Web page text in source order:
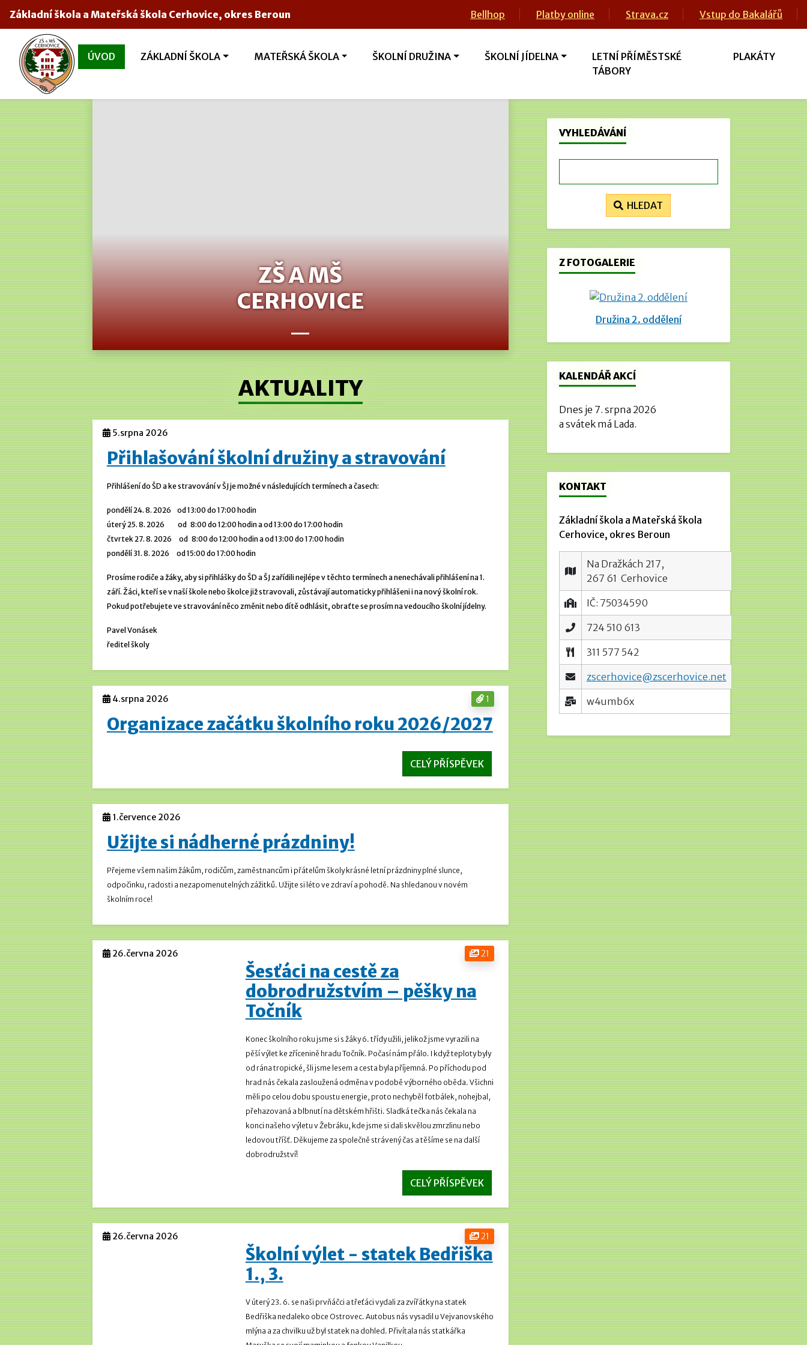
Základní škola a Mateřská škola Cerhovice, okres Beroun Bellhop Platby online Strava.cz Vstup do Bakalářů
ÚVOD ZÁKLADNÍ ŠKOLA MATEŘSKÁ ŠKOLA ŠKOLNÍ DRUŽINA ŠKOLNÍ JÍDELNA
LETNÍ PŘÍMĚSTSKÉ
TÁBORY
PLAKÁTY
ZŠ A MŠ
CERHOVICE
AKTUALITY
5.srpna 2026
Přihlašování školní družiny a stravování
Přihlášení do ŠD a ke stravování v ŠJ je možné v následujících termínech a časech:
pondělí 24. 8. 2026 od 13:00 do 17:00 hodin
úterý 25. 8. 2026 od 8:00 do 12:00 hodin a od 13:00 do 17:00 hodin
čtvrtek 27. 8. 2026 od 8:00 do 12:00 hodin a od 13:00 do 17:00 hodin
pondělí 31. 8. 2026 od 15:00 do 17:00 hodin
Prosíme rodiče a žáky, aby si přihlášky do ŠD a ŠJ zařídili nejlépe v těchto termínech a nenechávali přihlášení na 1.
září. Žáci, kteří se v naší škole nebo školce již stravovali, zůstávají automaticky přihlášeni i na nový školní rok.
Pokud potřebujete ve stravování něco změnit nebo dítě odhlásit, obraťte se prosím na vedoucího školní jídelny.
Pavel Vonásek
ředitel školy
1
4.srpna 2026
Organizace začátku školního roku 2026/2027
CELÝ PŘÍSPĚVEK
1.července 2026
Užijte si nádherné prázdniny!
Přejeme všem našim žákům, rodičům, zaměstnancům i přátelům školy krásné letní prázdniny plné slunce,
odpočinku, radosti a nezapomenutelných zážitků. Užijte si léto ve zdraví a pohodě. Na shledanou v novém
školním roce!
21
26.června 2026
Šesťáci na cestě za
dobrodružstvím – pěšky na
Točník
Konec školního roku jsme si s žáky 6. třídy užili, jelikož jsme vyrazili na
pěší výlet ke zřícenině hradu Točník. Počasí nám přálo. I když teploty byly
od rána tropické, šli jsme lesem a cesta byla příjemná. Po příchodu pod
hrad nás čekala zasloužená odměna v podobě výborného oběda. Všichni
měli po celou dobu spoustu energie, proto nechyběl fotbálek, nohejbal,
přehazovaná a blbnutí na dětském hřišti. Sladká tečka nás čekala na
konci našeho výletu v Žebráku, kde jsme si dali skvělou zmrzlinu nebo
ledovou tříšť. Děkujeme za společně strávený čas a těšíme se na další
dobrodružství!
CELÝ PŘÍSPĚVEK
21
26.června 2026
Školní výlet - statek Bedřiška
1., 3.
V úterý 23. 6. se naši prvňáčci a třeťáci vydali za zvířátky na statek
Bedřiška nedaleko obce Ostrovec. Autobus nás vysadil u Vejvanovského
mlýna a za chvilku už byl statek na dohled. Přivítala nás statkářka
VYHLEDÁVÁNÍ
HLEDAT
Z FOTOGALERIE
Družina 2. oddělení
KALENDÁŘ AKCÍ
Dnes je 7. srpna 2026
a svátek má Lada.
KONTAKT
Základní škola a Mateřská škola
Cerhovice, okres Beroun
Na Dražkách 217,
267 61 Cerhovice
IČ: 75034590
724 510 613
311 577 542
zscerhovice@zscerhovice.net
w4umb6x